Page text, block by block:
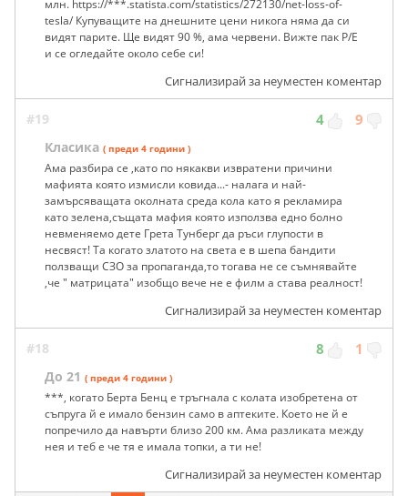
млн. https://***.statista.com/statistics/272130/net-loss-of-
tesla/ Купуващите на днешните цени никога няма да си
видят парите. Ще видят 90 %, ама червени. Вижте пак P/E
и се огледайте около себе си!
Сигнализирай за неуместен коментар
#19 4 9
Класика ( преди 4 години )
Ама разбира се ,като по някакви извратени причини
мафията която измисли ковида...- налага и най-
замърсяващата околната среда кола като я рекламира
като зелена,същата мафия която използва едно болно
невменяемо дете Грета Тунберг да ръси глупости в
несвяст! Та когато златото на света е в шепа бандити
ползващи СЗО за пропаганда,то тогава не се съмнявайте
,че " матрицата" изобщо вече не е филм а става реалност!
Сигнализирай за неуместен коментар
#18 8 1
До 21 ( преди 4 години )
***, когато Берта Бенц е тръгнала с колата изобретена от
съпруга й е имало бензин само в аптеките. Което не й е
попречило да навърти близо 200 км. Ама разликата между
нея и теб е че тя е имала топки, а ти не!
Сигнализирай за неуместен коментар